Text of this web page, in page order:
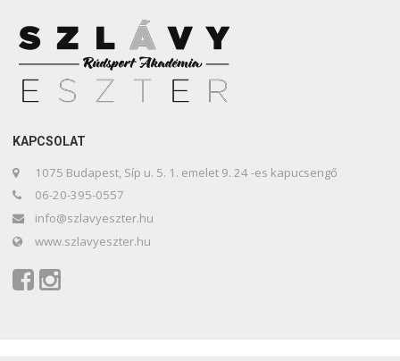
KAPCSOLAT
1075 Budapest, Síp u. 5. 1. emelet 9. 24 -es kapucsengő
06-20-395-0557
info@szlavyeszter.hu
www.szlavyeszter.hu